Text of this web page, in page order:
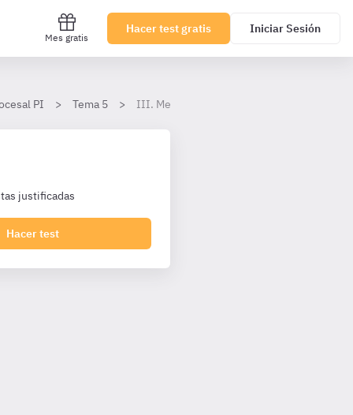
Mes gratis
Hacer test gratis Iniciar Sesión
PI Tema 5 III. Medios adecuados de solución de
justificadas
Hacer test